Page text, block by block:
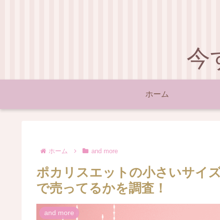
今
ホーム
ホーム and more
ポカリスエットの小さいサイ
で売ってるかを調査！
and more